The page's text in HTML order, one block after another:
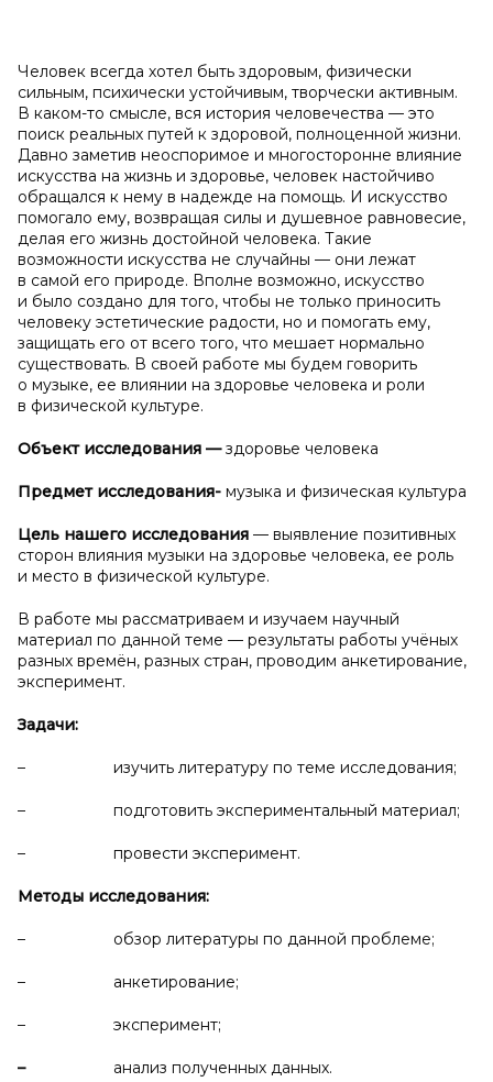
Человек всегда хотел быть здоровым, физически
сильным, психически устойчивым, творчески активным.
В каком-то смысле, вся история человечества — это
поиск реальных путей к здоровой, полноценной жизни.
Давно заметив неоспоримое и многосторонне влияние
искусства на жизнь и здоровье, человек настойчиво
обращался к нему в надежде на помощь. И искусство
помогало ему, возвращая силы и душевное равновесие,
делая его жизнь достойной человека. Такие
возможности искусства не случайны — они лежат
в самой его природе. Вполне возможно, искусство
и было создано для того, чтобы не только приносить
человеку эстетические радости, но и помогать ему,
защищать его от всего того, что мешает нормально
существовать. В своей работе мы будем говорить
о музыке, ее влиянии на здоровье человека и роли
в физической культуре.
Объект исследования —здоровье человека
Предмет исследования- музыка и физическая культура
Цель нашего исследования — выявление позитивных
сторон влияния музыки на здоровье человека, ее роль
и место в физической культуре.
В работе мы рассматриваем и изучаем научный
материал по данной теме — результаты работы учёных
разных времён, разных стран, проводим анкетирование,
эксперимент.
Задачи:
– изучить литературу по теме исследования;
– подготовить экспериментальный материал;
– провести эксперимент.
Методы исследования:
– обзор литературы по данной проблеме;
– анкетирование;
– эксперимент;
–анализ полученных данных.